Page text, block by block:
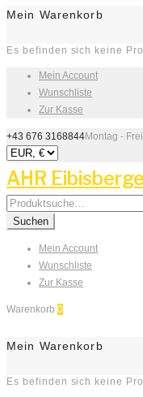
Mein Warenkorb
Es befinden sich keine
Mein Account
Wunschliste
Zur Kasse
+43 676 3168844Montag -
AHR
Search
for:
Suchen
Mein Account
Wunschliste
Zur Kasse
Warenkorb 0
Mein Warenkorb
Es befinden sich keine